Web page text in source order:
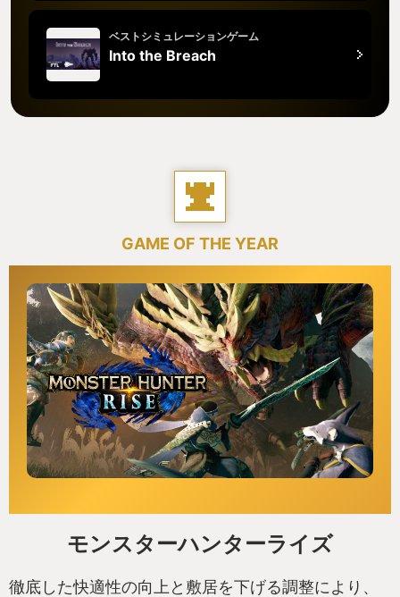
ベストシミュレーションゲーム
Into the Breach
GAME OF THE YEAR
モンスターハンターライズ
徹底した快適性の向上と敷居を下げる調整により、